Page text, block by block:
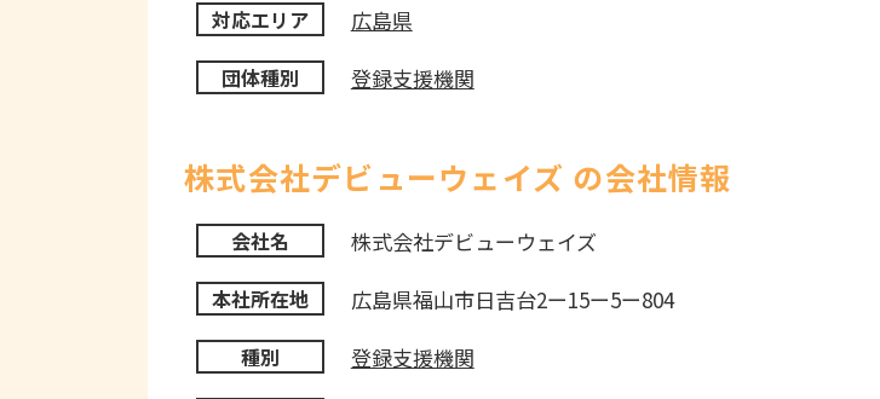
対応エリア 広島県
団体種別 登録支援機関
株式会社デビューウェイズ の会社情報
会社名 株式会社デビューウェイズ
本社所在地 広島県福山市日吉台2ー15ー5ー804
種別 登録支援機関